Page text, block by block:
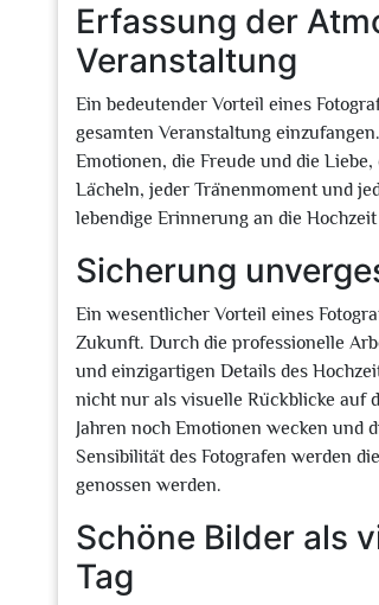
Erfassung der
Veranstaltung
Ein bedeutender Vorteil eines
gesamten Veranstaltung
Emotionen, die Freude und die
Lächeln, jeder Tränenmoment und
lebendige Erinnerung an die
Sicherung
Ein wesentlicher Vorteil eines
Zukunft. Durch die professionelle
und einzigartigen Details des
nicht nur als visuelle Rückblicke auf
Jahren noch Emotionen wecken und
Sensibilität des Fotografen werden
genossen werden.
Schöne Bilder als
Tag